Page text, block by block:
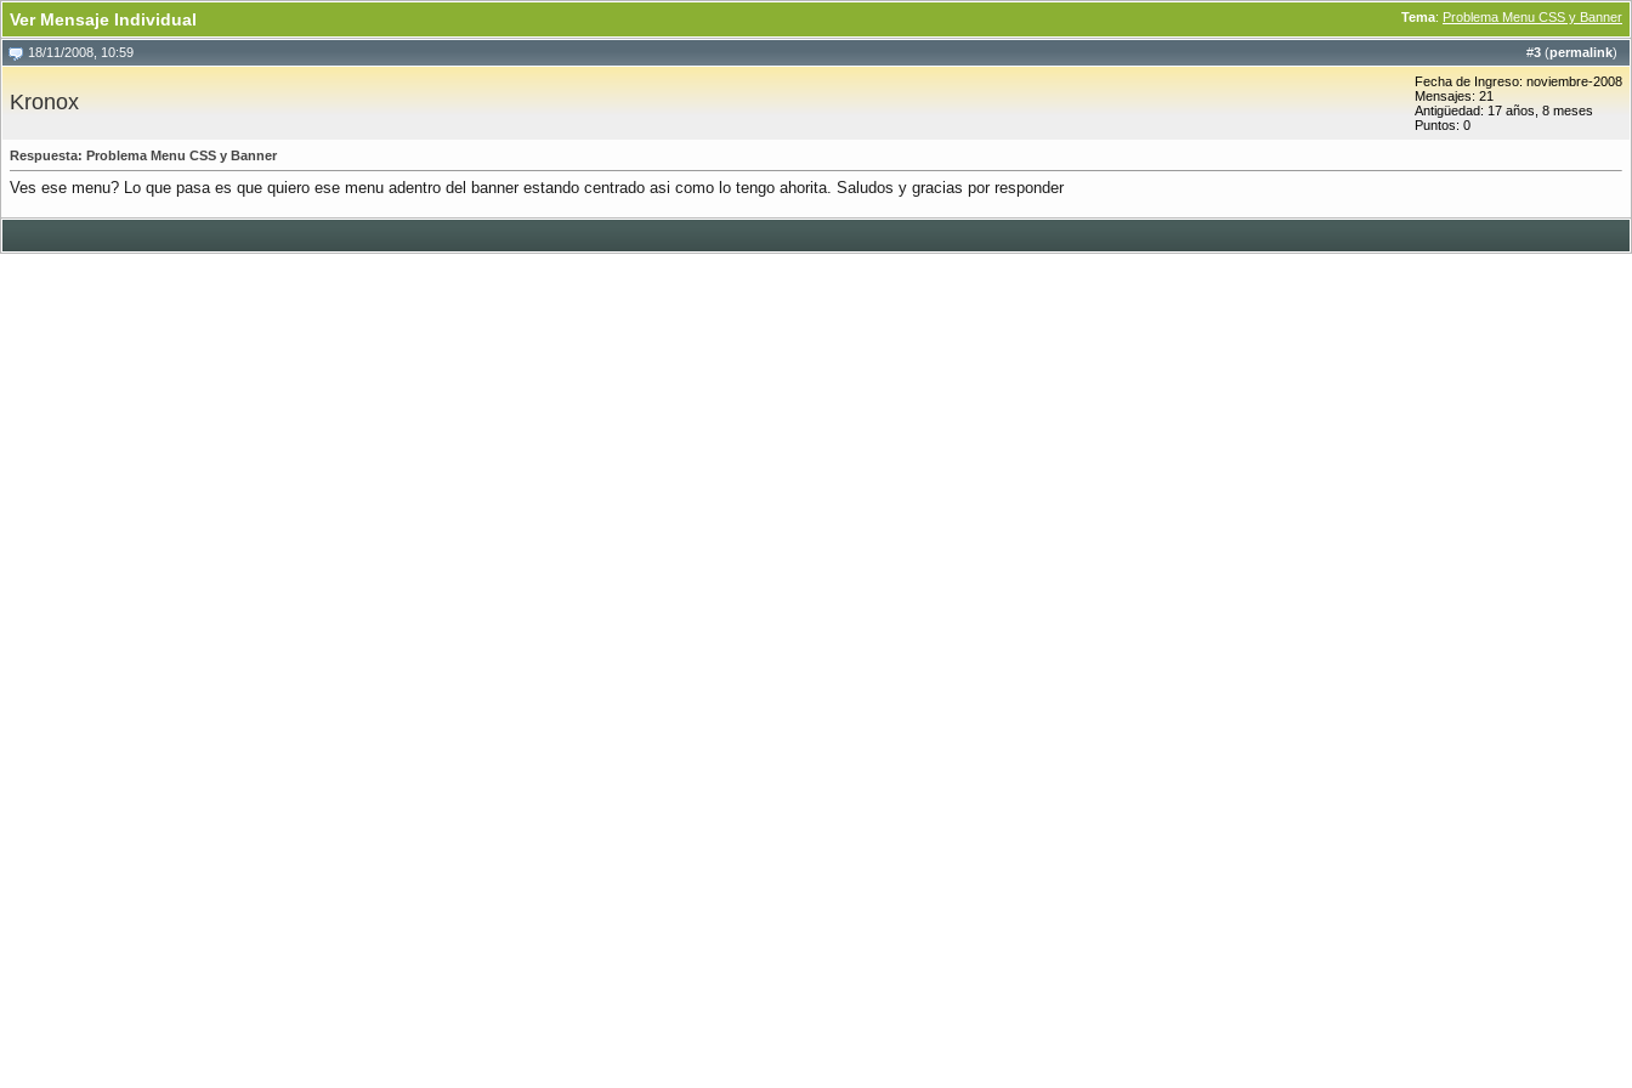
Tema: Problema Menu CSS y Banner
Ver Mensaje Individual
#3 (permalink)
18/11/2008, 10:59
Kronox
Fecha de Ingreso: noviembre-2008
Mensajes: 21
Antigüedad: 17 años, 8 meses
Puntos: 0
Respuesta: Problema Menu CSS y Banner
Ves ese menu? Lo que pasa es que quiero ese menu adentro del banner estando centrado asi como lo tengo ahorita. Saludos y gracias por responder